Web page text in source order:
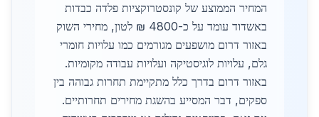
המחיר הממוצע של קונסטרוקציות פלדה כבדות
באשדוד עומד על כ-4800 ₪ לטון, מחירי השוק
באזור דרום מושפעים מגורמים כמו עלויות חומרי
גלם, עלויות לוגיסטיקה ועלויות עבודה מקומיות.
באזור דרום בדרך כלל מתקיימת תחרות גבוהה בין
ספקים, דבר המסייע בהשגת מחירים תחרותיים.